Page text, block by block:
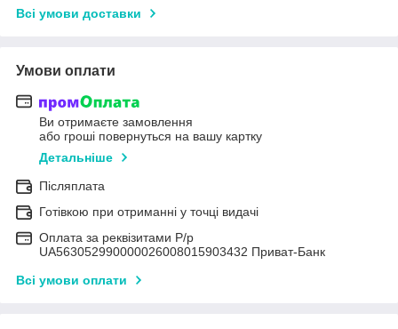
Всі умови доставки
Умови оплати
Ви отримаєте замовлення
або гроші повернуться на вашу картку
Детальніше
Післяплата
Готівкою при отриманні у точці видачі
Оплата за реквізитами Р/р
UA563052990000026008015903432 Приват-Банк
Всі умови оплати